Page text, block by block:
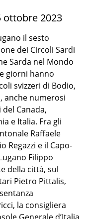
ottobre 2023
il sesto
dei Circoli Sardi
Sarda nel Mondo
giorni hanno
svizzeri di Bodio,
anche numerosi
Canada,
e Italia. Fra gli
Raffaele
Regazzi e il Capo-
Filippo
della città, sul
Pietro Pittalis,
la consigliera